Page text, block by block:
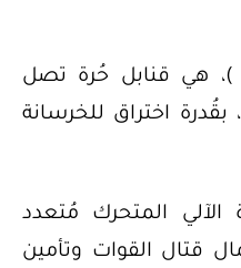
)، هي قنابل حُرة تصل
رطل )، بقُدرة اختراق للخرسانة
المتحرك مُتعدد
قتال القوات وتأمين